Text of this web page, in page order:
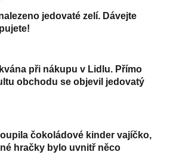
jedovaté zelí. Dávejte
při nákupu v Lidlu. Přímo
obchodu se objevil jedovatý
čokoládové kinder vajíčko,
hračky bylo uvnitř něco